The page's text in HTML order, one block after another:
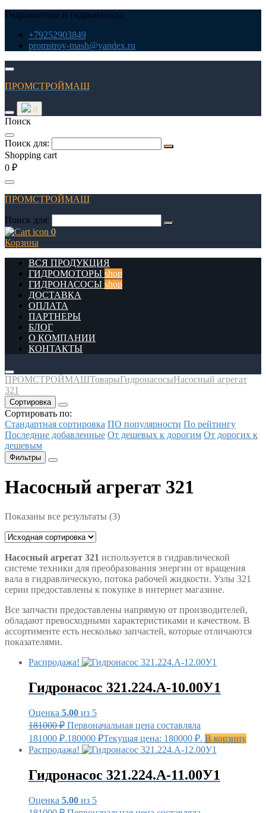
Гидромоторы и гидронасосы
+79252903849
promstroy-mash@yandex.ru
ПРОМСТРОЙМАШ
0
Поиск
Поиск для:
Shopping cart
0 ₽
ПРОМСТРОЙМАШ
Поиск для:
0
Корзина
ВСЯ ПРОДУКЦИЯ
ГИДРОМОТОРЫ shop
ГИДРОНАСОСЫ shop
ДОСТАВКА
ОПЛАТА
ПАРТНЕРЫ
БЛОГ
О КОМПАНИИ
КОНТАКТЫ
ПРОМСТРОЙМАШТоварыГидронасосыНасосный агрегат
321
Сортировка
Сортировать по:
Стандартная сортировка ПО популярности По рейтингу
Последние добавленные От дешевых к дорогим От дорогих к
дешевым
Фильтры
Насосный агрегат 321
Показаны все результаты (3)
Насосный агрегат 321 используется в гидравлической
системе техники для преобразования энергии от вращения
вала в гидравлическую, потока рабочей жидкости. Узлы 321
серии предоставлены к покупке в интернет магазине.
Все запчасти предоставлены напрямую от производителей,
обладают превосходными характеристиками и качеством. В
ассортименте есть несколько запчастей, которые отличаются
показателями.
Распродажа!
Гидронасос 321.224.А-10.00У1
Оценка 5.00 из 5
181000₽ Первоначальная цена составляла
181000 ₽.180000 ₽Текущая цена: 180000 ₽. В корзину
Распродажа!
Гидронасос 321.224.А-11.00У1
Оценка 5.00 из 5